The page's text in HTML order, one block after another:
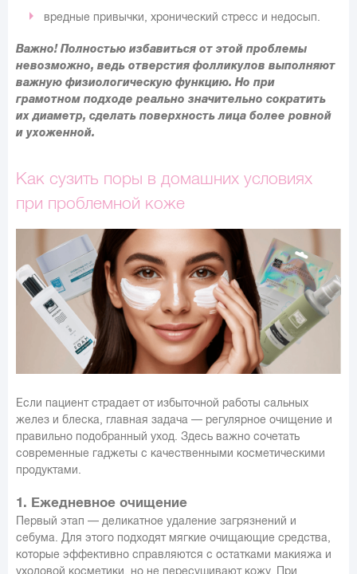
вредные привычки, хронический стресс и недосып.
Важно!Полностью избавиться от этой проблемы
невозможно, ведь отверстия фолликулов выполняют
важную физиологическую функцию. Но при
грамотном подходе реально значительно сократить
их диаметр, сделать поверхность лица более ровной
и ухоженной.
Как сузить поры в домашних условиях
при проблемной коже
Если пациент страдает от избыточной работы сальных
желез и блеска, главная задача — регулярное очищение и
правильно подобранный уход. Здесь важно сочетать
современные гаджеты с качественными косметическими
продуктами.
1. Ежедневное очищение
Первый этап — деликатное удаление загрязнений и
себума. Для этого подходят мягкие очищающие средства,
которые эффективно справляются с остатками макияжа и
уходовой косметики, но не пересушивают кожу. При